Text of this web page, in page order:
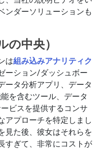
ンダーソリューションも
の中央）
は組み込みアナリティク
ーション/ダッシュボー
ータ分析アプリ、データ
を含むツール、データ
ビスを提供するコンサ
アプローチを特定しまし
見た後、彼女はそれらを
すぎて、非常にコストが